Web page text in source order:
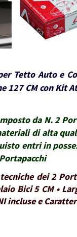
Tetto Auto e
127 CM con Kit
da N. 2
di alta
entri in
dei 2
Bici 5 CM •
incluse e